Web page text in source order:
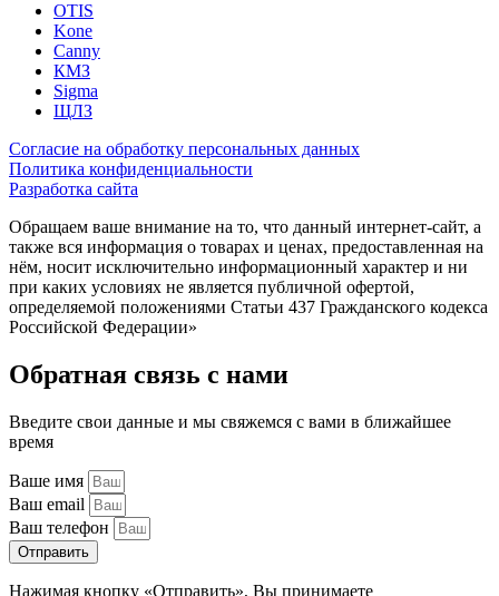
OTIS
Kone
Canny
КМЗ
Sigma
ЩЛЗ
Согласие на обработку персональных данных
Политика конфиденциальности
Разработка сайта
Обращаем ваше внимание на то, что данный интернет-сайт, а
также вся информация о товарах и ценах, предоставленная на
нём, носит исключительно информационный характер и ни
при каких условиях не является публичной офертой,
определяемой положениями Статьи 437 Гражданского кодекса
Российской Федерации»
Обратная связь с нами
Введите свои данные и мы свяжемся с вами в ближайшее
время
Ваше имя
Ваш email
Ваш телефон
Отправить
Нажимая кнопку «Отправить», Вы принимаете